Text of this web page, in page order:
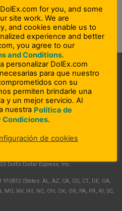
F
o
I
t
a
g
DolEx Dollar Express, Inc.
(States: AL, AZ, CA, CO, CT, DE, GA,
NV, NY, NC, OH, OK, OR, PA, PR, RI, SC,
for you, and some
site work. We are
and cookies enable us to
experience and better
you agree to our
and Conditions.
personalizar DolEx.com
para que nuestro
con su
permiten brindarle una
y un mejor servicio. Al
nuestra Política de
Condiciones.
de cookies